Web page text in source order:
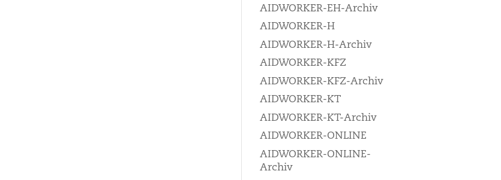
AIDWORKER-EH-Archiv
AIDWORKER-H
AIDWORKER-H-Archiv
AIDWORKER-KFZ
AIDWORKER-KFZ-Archiv
AIDWORKER-KT
AIDWORKER-KT-Archiv
AIDWORKER-ONLINE
AIDWORKER-ONLINE-
Archiv